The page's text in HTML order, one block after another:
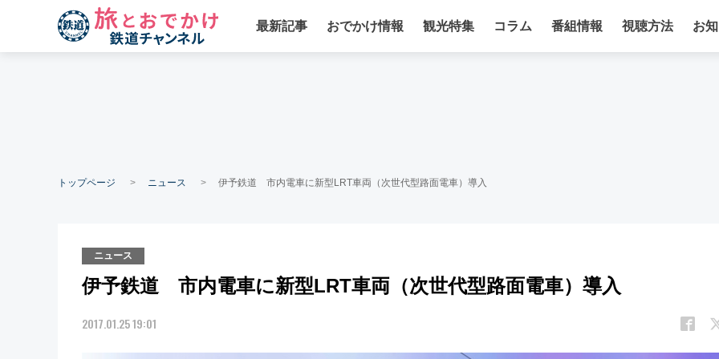
最新記事 おでかけ情報 観光特集 コラム 番組情報 視聴方法 お
トップページ ニュース 伊予鉄道 市内電車に新型LRT車両（次世代型路面電車）導入
ニュース
伊予鉄道 市内電車に新型LRT車両（次世代型路面電車）導入
2017.01.25 19:01